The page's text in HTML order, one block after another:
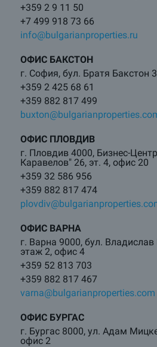
+359 2 9 11 50
+7 499 918 73 66
info@bulgarianproperties.ru
ОФИС БАКСТОН
г. София, бул. Братя Бакстон
+359 2 425 68 61
+359 882 817 499
ОФИС ПЛОВДИВ
г. Пловдив 4000, Бизнес-
Каравелов" 26, эт. 4, офис 20
+359 32 586 956
+359 882 817 474
ОФИС ВАРНА
г. Варна 9000, бул.
этаж 2, офис 4
+359 52 813 703
+359 882 817 467
varna@bulgarianproperties.com
ОФИС БУРГАС
г. Бургас 8000, ул. Адам
офис 2